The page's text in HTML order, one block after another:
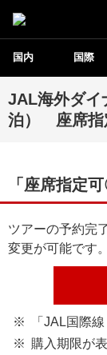
国内 国際
JAL海外ダイ
泊） 座席指
「座席指定
ツアーの予約完
変更が可能です。
「JAL国際
購入期限が